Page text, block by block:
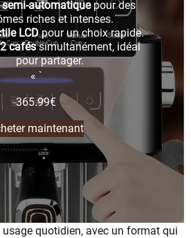
automatiquepour des
riches et intenses.
LCDpour un choix rapide.
caféssimultanément, idéal
pour partager.
« `
365.99€
maintenant
usage quotidien, avec un format qui